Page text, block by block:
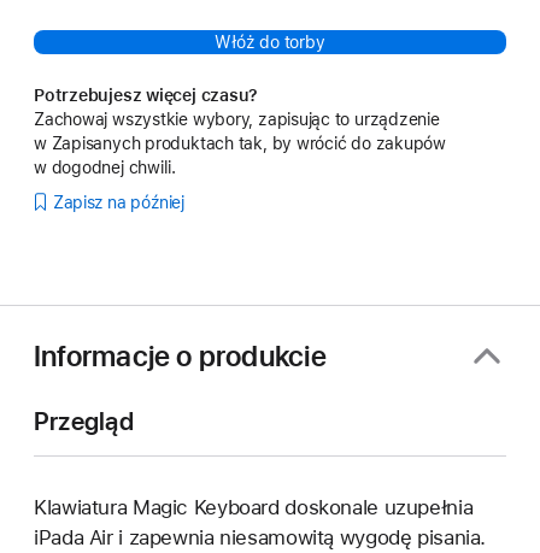
Włóż do torby
Potrzebujesz więcej czasu?
Zachowaj wszystkie wybory, zapisując to urządzenie
w Zapisanych produktach tak, by wrócić do zakupów
w dogodnej chwili.
Zapisz na później
Informacje o produkcie
Przegląd
Klawiatura Magic Keyboard doskonale uzupełnia
iPada Air i zapewnia niesamowitą wygodę pisania.